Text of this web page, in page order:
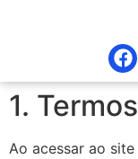
1. Termos
Ao acessar ao site